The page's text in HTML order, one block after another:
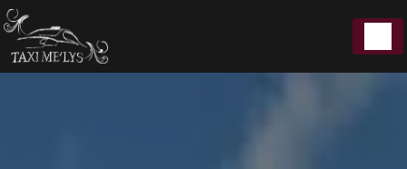
06 72 50 05 00
7J/7｜Toute
Panneau de gestion des cookies